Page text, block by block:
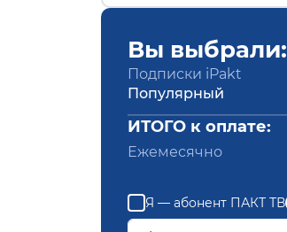
Вы выбрали:
Подписки iPakt
Популярный
ИТОГО к оплате:
Ежемесячно
Я — абонент ПАКТ ТВ